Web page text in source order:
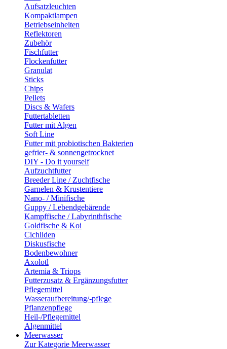
Aufsatzleuchten
Kompaktlampen
Betriebseinheiten
Reflektoren
Zubehör
Fischfutter
Flockenfutter
Granulat
Sticks
Chips
Pellets
Discs & Wafers
Futtertabletten
Futter mit Algen
Soft Line
Futter mit probiotischen Bakterien
gefrier- & sonnengetrocknet
DIY - Do it yourself
Aufzuchtfutter
Breeder Line / Zuchtfische
Garnelen & Krustentiere
Nano- / Minifische
Guppy / Lebendgebärende
Kampffische / Labyrinthfische
Goldfische & Koi
Cichliden
Diskusfische
Bodenbewohner
Axolotl
Artemia & Triops
Futterzusatz & Ergänzungsfutter
Pflegemittel
Wasseraufbereitung/-pflege
Pflanzenpflege
Heil-/Pflegemittel
Algenmittel
Meerwasser
Zur Kategorie Meerwasser